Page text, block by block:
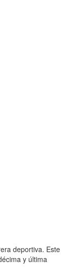
deportiva. Este
y última